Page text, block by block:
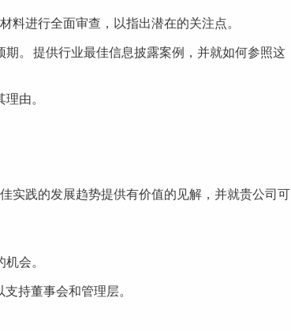
进行全面审查，以指出潜在的关注点。
。 提供行业最佳信息披露案例，并就如何参照这
由。
实践的发展趋势提供有价值的见解，并就贵公司可
会。
持董事会和管理层。